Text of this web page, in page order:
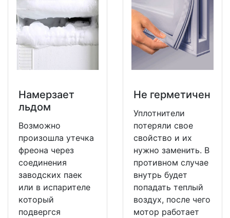
Намерзает
льдом
Возможно
произошла утечка
фреона через
соединения
заводских паек
или в испарителе
который
подвергся
Не герметичен
Уплотнители
потеряли свое
свойство и их
нужно заменить. В
противном случае
внутрь будет
попадать теплый
воздух, после чего
мотор работает